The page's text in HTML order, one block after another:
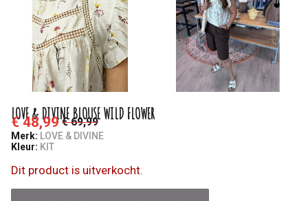
LOVE & DIVINE BLOUSE WILD FLOWER
€ 48,99 € 69,99
Merk: LOVE & DIVINE
Kleur: KIT
Dit product is uitverkocht.